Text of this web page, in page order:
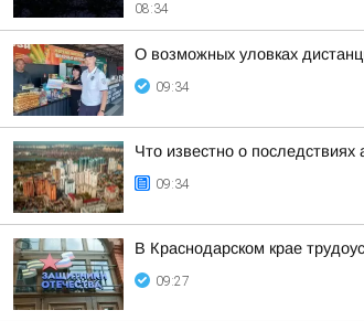
08:34
О возможных уловках
09:34
Что известно о последствиях
09:34
В Краснодарском крае
09:27